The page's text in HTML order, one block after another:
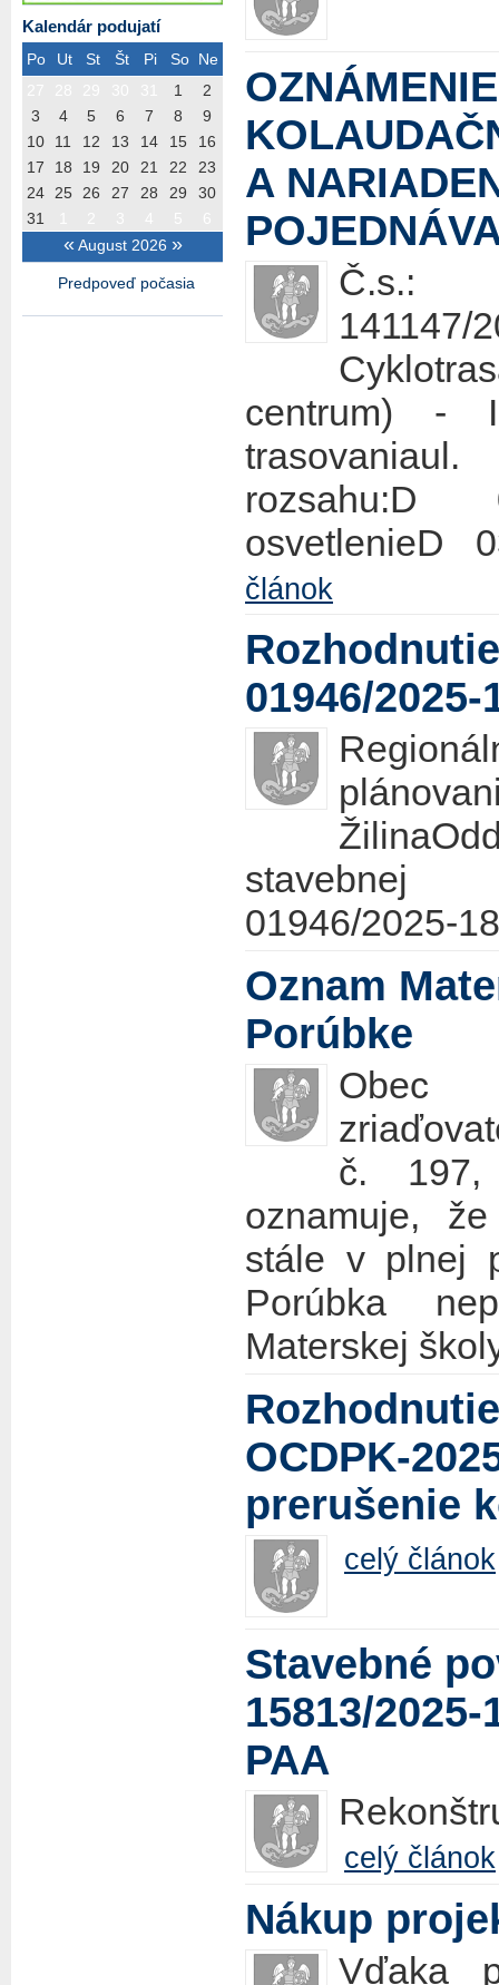
Kalendár podujatí
Po Ut St Št Pi So Ne
« August 2026 »
1
2
3
4 5 6 7 8
9
10
11 12 13 14 15
16
17
18 19 20 21 22
23
24
25 26 27 28 29
30
31
Predpoveď počasia
A
Č.s.:
141147/
centrum) -
článok
01946/2025-
01946/2025-
Oznam
Porúbke
Obec
č. 197,
oznamuje,
stále v plnej
Porúbka
Materskej
OCDPK-
prerušenie
celý článok
Stavebné
15813/2025-
PAA
celý článok
Nákup
Vďaka